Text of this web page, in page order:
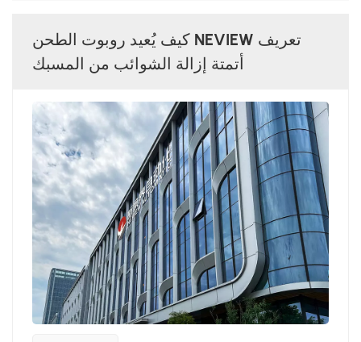
بالعربية
كيف يُعيد روبوت الطحن NEVIEW تعريف
أتمتة إزالة الشوائب من المسبك